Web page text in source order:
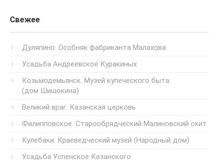
Свежее
Дуляпино. Особняк фабриканта Малахова
Усадьба Андреевское Куракиных
Козьмодемьянск. Музей купеческого быта
(дом Шишокина)
Великий враг. Казанская церковь
Филипповское. Старообрядческий Малиновский скит
Кулебаки. Краеведческий музей (Народный дом)
Усадьба Успенское Казанского